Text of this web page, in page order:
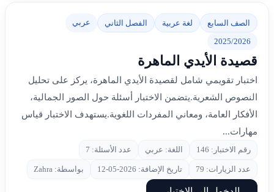
الصف السابع لغة عربية الفصل الثاني عربي
2025/2026
قصيدة الأيدي الماهرة
اختبار تقويمي شامل لقصيدة الأيدي الماهرة، يركز على تحليل
النصوص الشعرية.يتضمن الاختبار أسئلة حول الصور الجمالية،
الأفكار العامة، ومعاني المفردات اللغوية.يستهدف الاختبار قياس
مهارات...
رقم الاختبار: 146 اللغة: عربي عدد الأسئلة: 7
عدد الزيارات: 79 تاريخ الإضافة: 2026-05-12 بواسطة: Zahra